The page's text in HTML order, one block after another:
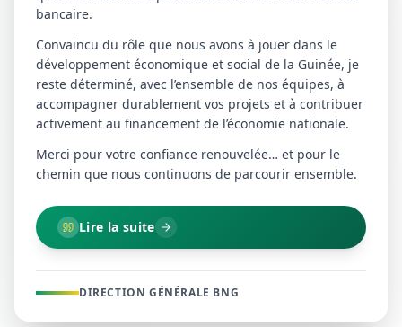
bancaire.
Convaincu du rôle que nous avons à jouer dans le
développement économique et social de la Guinée, je
reste déterminé, avec l’ensemble de nos équipes, à
accompagner durablement vos projets et à contribuer
activement au financement de l’économie nationale.
Merci pour votre confiance renouvelée… et pour le
chemin que nous continuons de parcourir ensemble.
Lire la suite
DIRECTION GÉNÉRALE BNG